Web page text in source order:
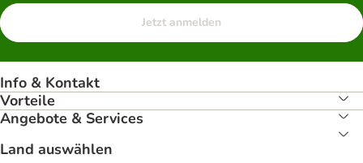
Jetzt anmelden
Info & Kontakt
Vorteile
Angebote & Services
Land auswählen